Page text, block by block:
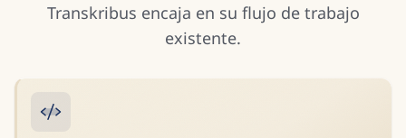
Transkribus encaja en su flujo de trabajo
existente.